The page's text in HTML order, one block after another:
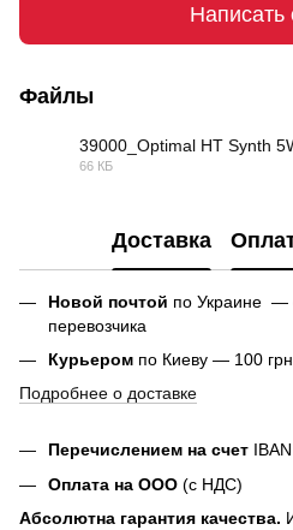
Написать
Файлы
39000_Optimal HT Synth
66 КБ
Доставка
Новой почтой по Украине —
перевозчика
Курьером по Киеву — 100 грн.
Подробнее о доставке
Перечислением на счет IBAN
Оплата на ООО (с НДС)
Абсолютна гарантия качества.